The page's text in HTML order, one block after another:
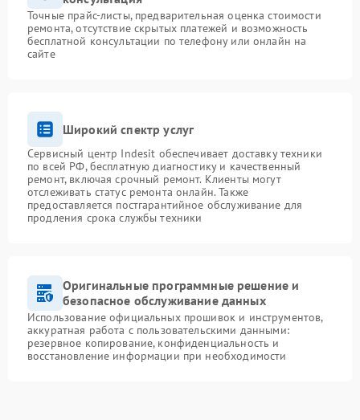
Точные прайс-листы, предварительная оценка стоимости
ремонта, отсутствие скрытых платежей и возможность
бесплатной консультации по телефону или онлайн на
сайте
Широкий спектр услуг
Сервисный центр Indesit обеспечивает доставку техники
по всей РФ, бесплатную диагностику и качественный
ремонт, включая срочный ремонт. Клиенты могут
отслеживать статус ремонта онлайн. Также
предоставляется постгарантийное обслуживание для
продления срока службы техники
Оригинальные программные решение и
безопасное обслуживание данных
Использование официальных прошивок и инструментов,
аккуратная работа с пользовательскими данными:
резервное копирование, конфиденциальность и
восстановление информации при необходимости